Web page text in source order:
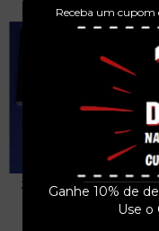
Receba um
Ganhe 10% de
Use o
JOÃO GILBERTO - EU
VOU TE AMAR -...
R$21,24